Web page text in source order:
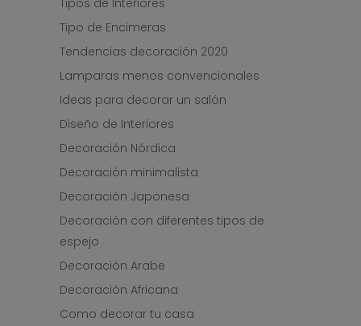
Tipos de Interiores
Tipo de Encimeras
Tendencias decoración 2020
Lamparas menos convencionales
Ideas para decorar un salón
Diseño de Interiores
Decoración Nórdica
Decoración minimalista
Decoración Japonesa
Decoración con diferentes tipos de
espejo
Decoración Arabe
Decoración Africana
Como decorar tu casa